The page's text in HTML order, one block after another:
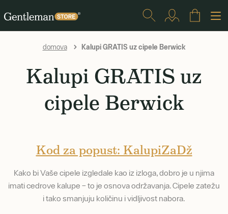
domova Kalupi GRATIS uz cipele Berwick
Kalupi GRATIS uz
cipele Berwick
Kod za popust: KalupiZaDž
Kako bi Vaše cipele izgledale kao iz izloga, dobro je u njima
imati cedrove kalupe – to je osnova održavanja. Cipele zatežu
i tako smanjuju količinu i vidljivost nabora.